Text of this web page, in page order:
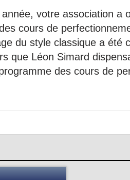
votre association a
cours de
du style classique a été
que Léon Simard
des cours de